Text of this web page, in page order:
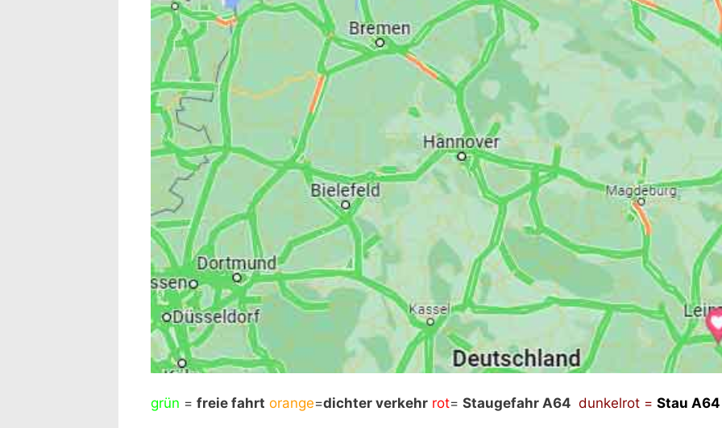
Mit Klick auf „Staukarte laden“ werden externe Inhalte von Google nachgeladen.
grün = freie fahrt orange=dichter verkehr rot= Staugefahr A64 dunkelrot = Stau A64